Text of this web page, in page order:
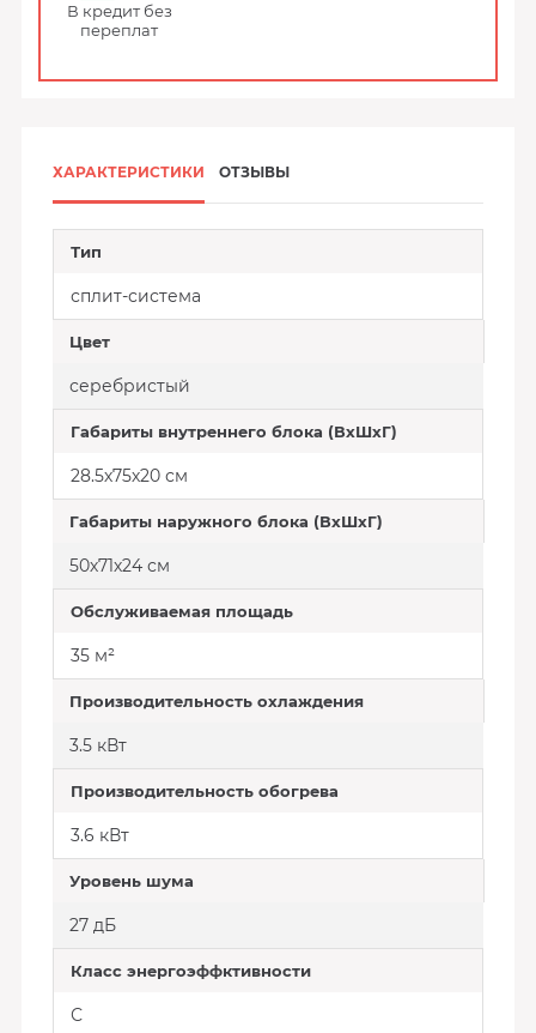
В кредит без
переплат
ХАРАКТЕРИСТИКИ ОТЗЫВЫ
Тип
сплит-система
Цвет
серебристый
Габариты внутреннего блока (ВхШхГ)
28.5х75х20 см
Габариты наружного блока (ВхШхГ)
50х71х24 см
Обслуживаемая площадь
35 м²
Производительность охлаждения
3.5 кВт
Производительность обогрева
3.6 кВт
Уровень шума
27 дБ
Класс энергоэффктивности
С